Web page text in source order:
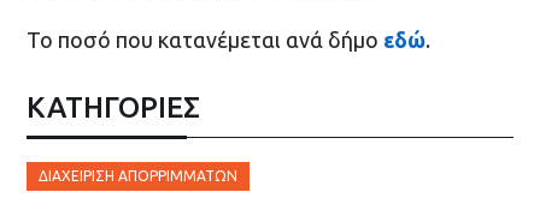
Το ποσό που κατανέμεται ανά δήμο εδώ.
ΚΑΤΗΓΟΡΙΕΣ
ΔΙΑΧΕΊΡΙΣΗ ΑΠΟΡΡΙΜΜΆΤΩΝ